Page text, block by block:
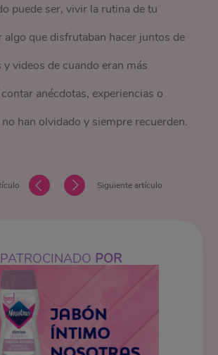
puede ser, vivir la rutina de tu
algo que disfrutaban hacer juntos de
videos de cuando eran más
anécdotas, experiencias o
han olvidado y siempre recuerden.
Siguiente artículo
PATROCINADO POR